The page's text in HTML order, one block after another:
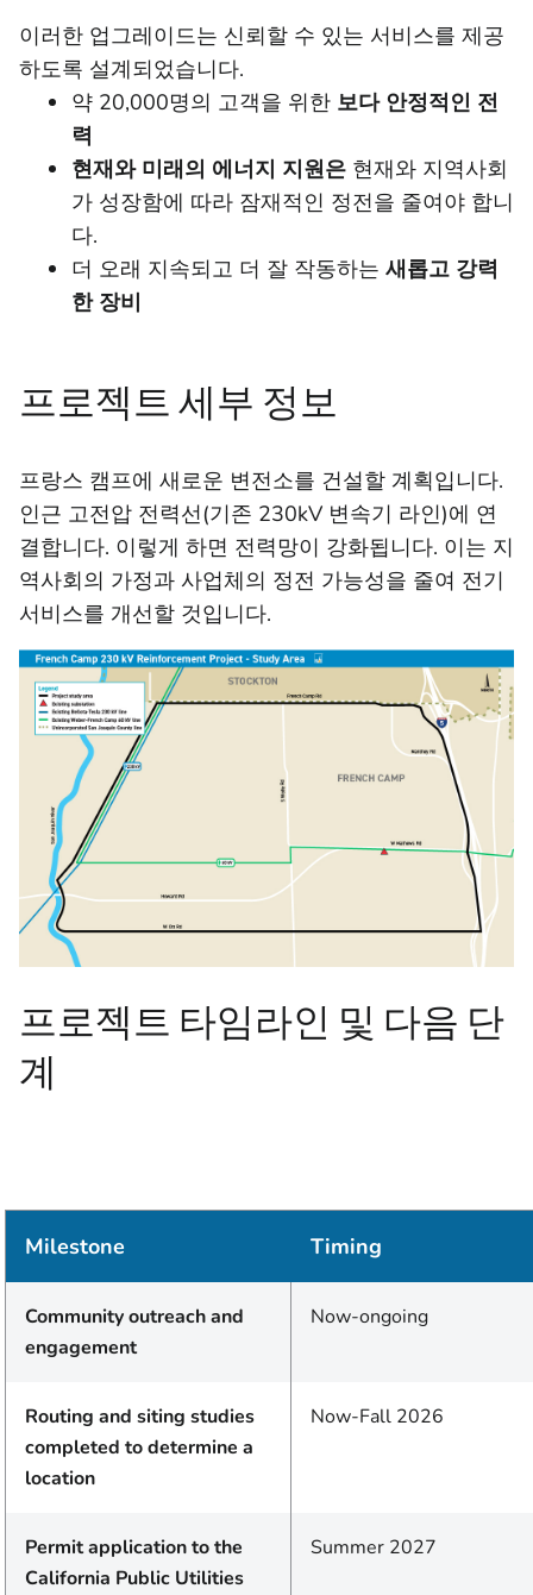
이러한 업그레이드는 신뢰할 수 있는 서비스를 제공
하도록 설계되었습니다.
약 20,000명의 고객을 위한 보다 안정적인 전
력
현재와 미래의 에너지 지원은 현재와 지역사회
가 성장함에 따라 잠재적인 정전을 줄여야 합니
다.
더 오래 지속되고 더 잘 작동하는 새롭고 강력
한 장비
프로젝트 세부 정보
프랑스 캠프에 새로운 변전소를 건설할 계획입니다.
인근 고전압 전력선(기존 230kV 변속기 라인)에 연
결합니다. 이렇게 하면 전력망이 강화됩니다. 이는 지
역사회의 가정과 사업체의 정전 가능성을 줄여 전기
서비스를 개선할 것입니다.
프로젝트 타임라인 및 다음 단
계
Milestone Timing
Community outreach and
engagement
Now-ongoing
Routing and siting studies
completed to determine a
location
Now-Fall 2026
Permit application to the
California Public Utilities
Summer 2027